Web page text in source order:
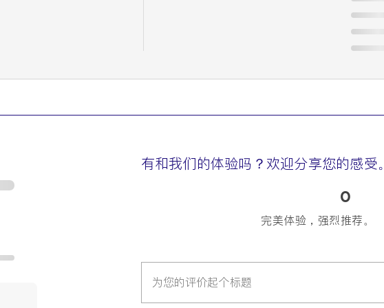
有和我们的体验吗？欢迎分享您的感受。
0
完美体验，强烈推荐。
为您的评价起个标题